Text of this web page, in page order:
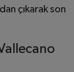
çıkarak son